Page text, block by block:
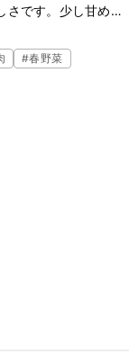
さです。少し甘めの
品です。ぜひ作っ
#春野菜